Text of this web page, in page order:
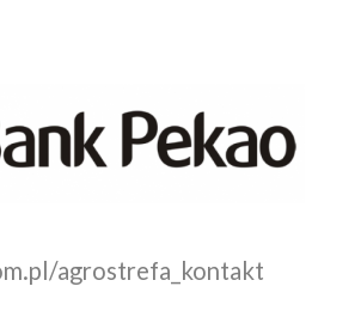
agrostrefa_kontakt